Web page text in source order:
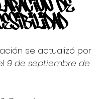
se actualizó por
9 de septiembre de